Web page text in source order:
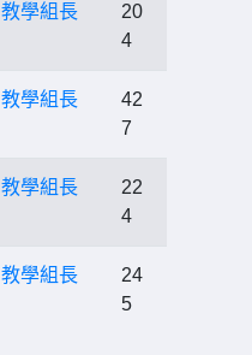
教學組長
20
4
教學組長
42
7
教學組長
22
4
教學組長
24
5